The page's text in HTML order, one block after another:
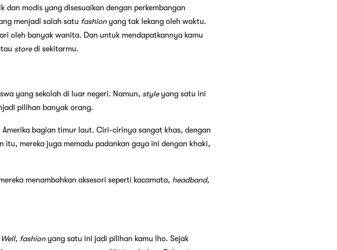
modis yang disesuaikan dengan perkembangan
menjadi salah satu fashionyang tak lekang oleh waktu.
oleh banyak wanita. Dan untuk mendapatkannya kamu
storedi sekitarmu.
yang sekolah di luar negeri. Namun, styleyang satu ini
pilihan banyak orang.
bagian timur laut. Ciri-cirinya sangat khas, dengan
mereka juga memadu padankan gaya ini dengan khaki,
menambahkan aksesori seperti kacamata, headband,
Well, fashionyang satu ini jadi pilihan kamu lho. Sejak